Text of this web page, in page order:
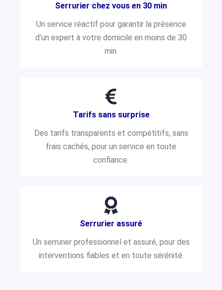
Serrurier chez vous en 30 min
Un service réactif pour garantir la présence
d’un expert à votre domicile en moins de 30
min.
Tarifs sans surprise
Des tarifs transparents et compétitifs, sans
frais cachés, pour un service en toute
confiance.
Serrurier assuré
Un serrurier professionnel et assuré, pour des
interventions fiables et en toute sérénité.